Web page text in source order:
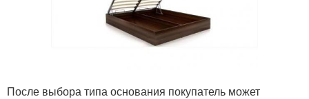
После выбора типа основания покупатель может